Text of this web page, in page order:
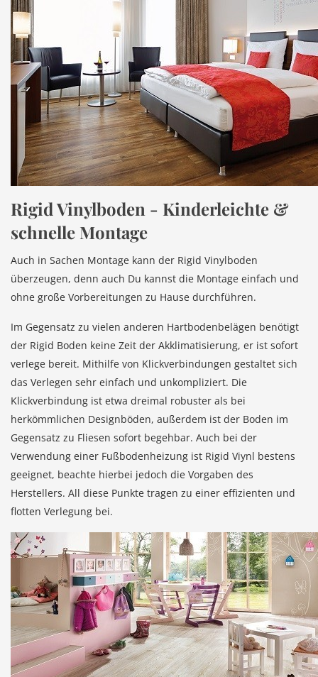
Rigid Vinylboden - Kinderleichte &
schnelle Montage
Auch in Sachen Montage kann der Rigid Vinylboden
überzeugen, denn auch Du kannst die Montage einfach und
ohne große Vorbereitungen zu Hause durchführen.
Im Gegensatz zu vielen anderen Hartbodenbelägen benötigt
der Rigid Boden keine Zeit der Akklimatisierung, er ist sofort
verlege bereit. Mithilfe von Klickverbindungen gestaltet sich
das Verlegen sehr einfach und unkompliziert. Die
Klickverbindung ist etwa dreimal robuster als bei
herkömmlichen Designböden, außerdem ist der Boden im
Gegensatz zu Fliesen sofort begehbar. Auch bei der
Verwendung einer Fußbodenheizung ist Rigid Viynl bestens
geeignet, beachte hierbei jedoch die Vorgaben des
Herstellers. All diese Punkte tragen zu einer effizienten und
flotten Verlegung bei.